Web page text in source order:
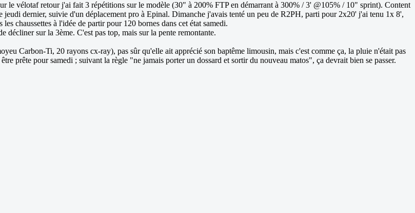
le vélotaf retour j'ai fait 3 répétitions sur le modèle (30" à 200% FTP en démarrant à 300% / 3' @105% / 10" sprint). Content
dernier, suivie d'un déplacement pro à Epinal. Dimanche j'avais tenté un peu de R2PH, parti pour 2x20' j'ai tenu 1x 8',
chaussettes à l'idée de partir pour 120 bornes dans cet état samedi.
décliner sur la 3ème. C'est pas top, mais sur la pente remontante.
Carbon-Ti, 20 rayons cx-ray), pas sûr qu'elle ait apprécié son baptême limousin, mais c'est comme ça, la pluie n'était pas
prête pour samedi ; suivant la règle "ne jamais porter un dossard et sortir du nouveau matos", ça devrait bien se passer.